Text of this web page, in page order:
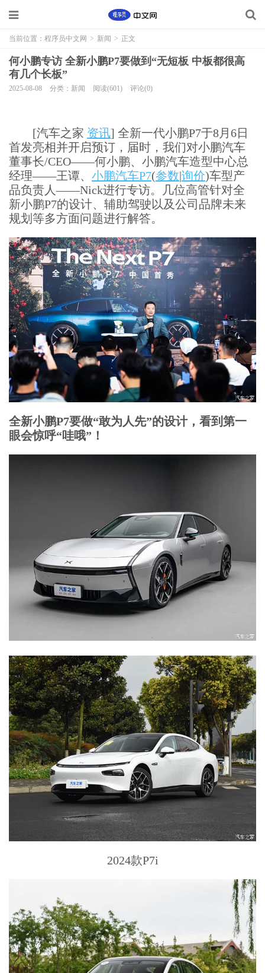
当前位置： 程序员中文网 > 新闻 > 正文
何小鹏专访 全新小鹏P7要做到“无短板 中板都很高
有几个长板”
2025-08-08 分类：新闻 阅读(601) 评论(0)
[汽车之家 资讯] 全新一代小鹏P7于8月6日
首发亮相并开启预订，届时，我们对小鹏汽车
董事长/CEO——何小鹏、小鹏汽车造型中心总
经理——王谭、 小鹏汽车P7(参数|询价)车型产
品负责人——Nick进行专访。几位高管针对全
新小鹏P7的设计、辅助驾驶以及公司品牌未来
规划等多方面问题进行解答。
全新小鹏P7要做“敢为人先”的设计，看到第一
眼会惊呼“哇哦”！
2024款P7i